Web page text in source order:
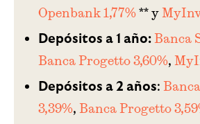
Openbank 1,77%** y
Depósitos a 1 año: Banca
Banca Progetto 3,60%,
Depósitos a 2 años:
3,39%, Banca Progetto